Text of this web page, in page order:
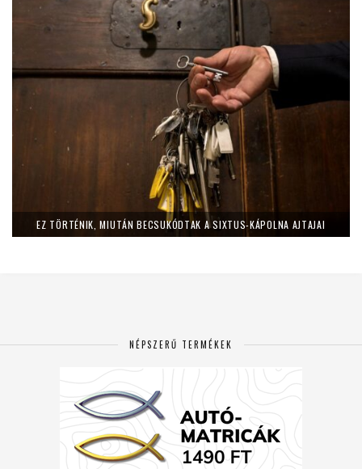
EZ TÖRTÉNIK, MIUTÁN BECSUKÓDTAK A SIXTUS-KÁPOLNA AJTAJAI
NÉPSZERŰ TERMÉKEK